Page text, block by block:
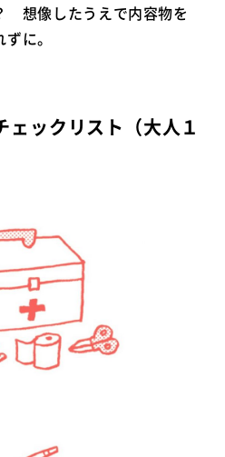
想像したうえで内容物を
に。
ェックリスト（大人１